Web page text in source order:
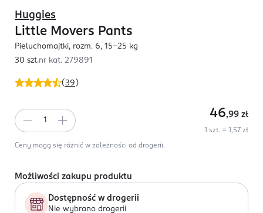
(39 )
Huggies
Little Movers Pants
Pieluchomajtki, rozm. 6, 15-25 kg
30 szt.nr kat. 279891
46,99 zł
1 szt. = 1,57 zł
Ceny mogą się różnić w zależności od drogerii.
Możliwości zakupu produktu
Dostępność w drogerii
Nie wybrano drogerii